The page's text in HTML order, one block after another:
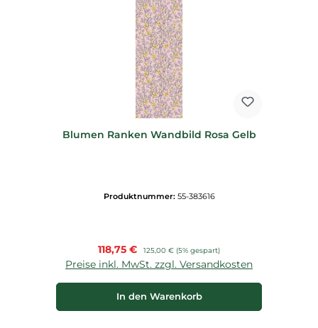
Blumen Ranken Wandbild Rosa Gelb
Produktnummer: 55-383616
Verkaufspreis:
118,75 € Regulärer Preis:
125,00 € (5% gespart)
Preise inkl. MwSt. zzgl. Versandkosten
In den Warenkorb